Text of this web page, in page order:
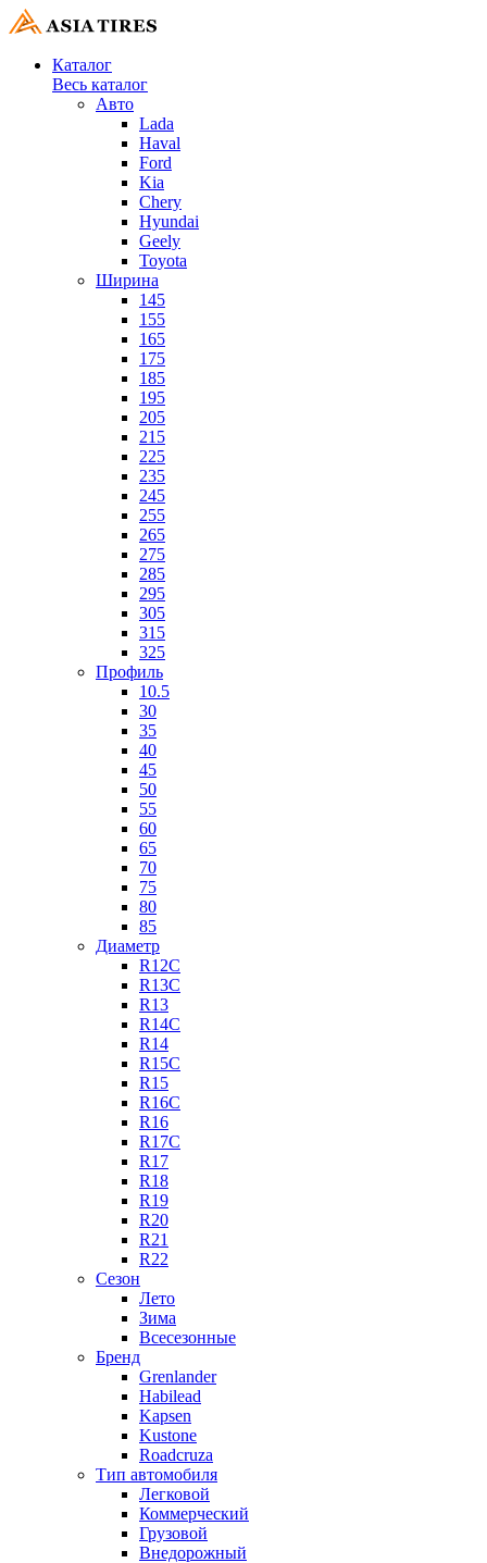
Каталог
Весь каталог
Авто
Lada
Haval
Ford
Kia
Chery
Hyundai
Geely
Toyota
Ширина
145
155
165
175
185
195
205
215
225
235
245
255
265
275
285
295
305
315
325
Профиль
10.5
30
35
40
45
50
55
60
65
70
75
80
85
Диаметр
R12C
R13C
R13
R14C
R14
R15C
R15
R16C
R16
R17C
R17
R18
R19
R20
R21
R22
Сезон
Лето
Зима
Всесезонные
Бренд
Grenlander
Habilead
Kapsen
Kustone
Roadcruza
Тип автомобиля
Легковой
Коммерческий
Грузовой
Внедорожный